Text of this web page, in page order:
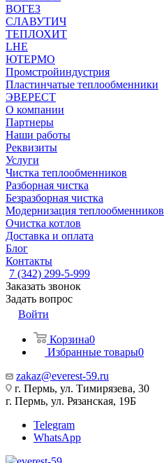
ВОГЕЗ
СЛАВУТИЧ
ТЕПЛОХИТ
LHE
ЮТЕРМО
Промстройиндустрия
Пластинчатые теплообменники
ЭВЕРЕСТ
О компании
Партнеры
Наши работы
Реквизиты
Услуги
Чистка теплообменников
Разборная чистка
Безразборная чистка
Модернизация теплообменников
Очистка котлов
Доставка и оплата
Блог
Контакты
7 (342) 299-5-999
Заказать звонок
Задать вопрос
Войти
Корзина0
Избранные товары0
zakaz@everest-59.ru
г. Пермь, ул. Тимирязева, 30
г. Пермь, ул. Рязанская, 19Б
Telegram
WhatsApp